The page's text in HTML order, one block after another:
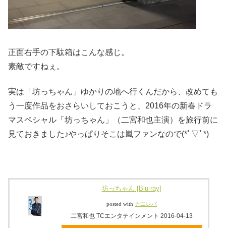
正面右手の下駄箱はこんな感じ。
素敵ですねぇ。
実は「坊っちゃん」ゆかりの地へ行くんだから、改めても
う一度作品をおさらいしておこうと、2016年の新春ドラ
マスペシャル「坊っちゃん」（二宮和也主演）を旅行前に
見ておきました♪やっぱりそこは嵐ファンなので(*ﾟ▽ﾟ*)
坊っちゃん [Blu-ray]
posted with カエレバ
二宮和也 TCエンタテインメント 2016-04-13